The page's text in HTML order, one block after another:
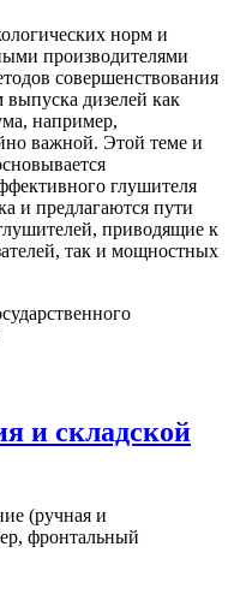
норм и
производителями
совершенствования
выпуска дизелей как
например,
важной. Этой теме и
глушителя
и предлагаются пути
приводящие к
так и мощностных
и складской
(ручная и
фронтальный